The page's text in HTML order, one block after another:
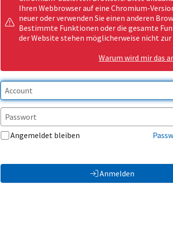
Ihren Webbrowser auf eine Chromium-
neuer oder verwenden Sie einen anderen
Bestimmte Funktionen oder die gesamte
der Website stehen möglicherweise nicht zur
Warum wird mir das
Angemeldet bleiben
Anmelden